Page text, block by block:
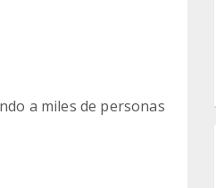
a miles de personas
gracias por